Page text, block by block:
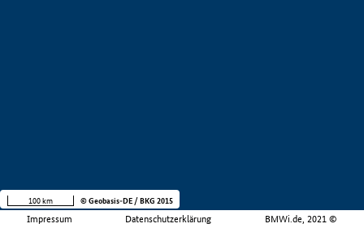
Impressum Datenschutzerklärung BMWi.de, 2021 ©
100 km © Geobasis-DE / BKG 2015